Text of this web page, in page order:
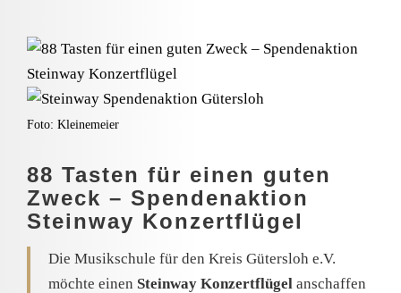
Foto: Kleinemeier
88 Tasten für einen guten
Zweck – Spendenaktion
Steinway Konzertflügel
Die Musikschule für den Kreis Gütersloh e.V.
möchte einen Steinway Konzertflügel anschaffen